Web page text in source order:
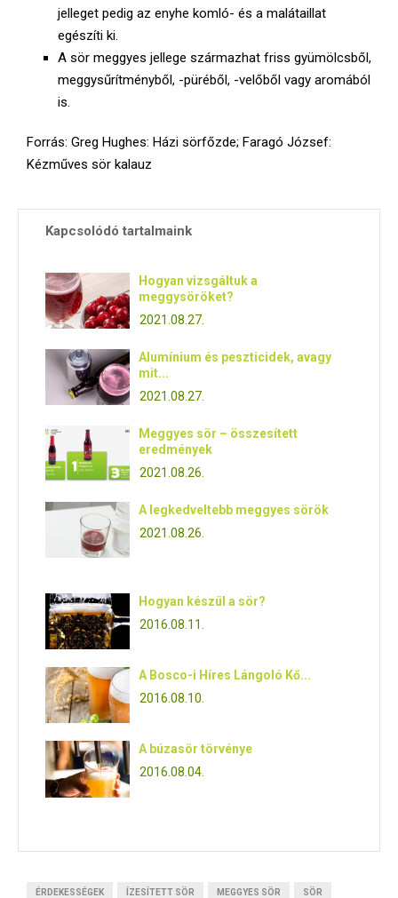
jelleget pedig az enyhe komló- és a malátaillat
egészíti ki.
A sör meggyes jellege származhat friss gyümölcsből,
meggysűrítményből, -püréből, -velőből vagy aromából
is.
Forrás: Greg Hughes: Házi sörfőzde; Faragó József:
Kézműves sör kalauz
Kapcsolódó tartalmaink
Hogyan vizsgáltuk a
meggysöröket?
2021.08.27.
Alumínium és peszticidek, avagy
mit...
2021.08.27.
Meggyes sör – összesített
eredmények
2021.08.26.
A legkedveltebb meggyes sörök
2021.08.26.
Hogyan készül a sör?
2016.08.11.
A Bosco-i Híres Lángoló Kő...
2016.08.10.
A búzasör törvénye
2016.08.04.
ÉRDEKESSÉGEK ÍZESÍTETT SÖR MEGGYES SÖR SÖR